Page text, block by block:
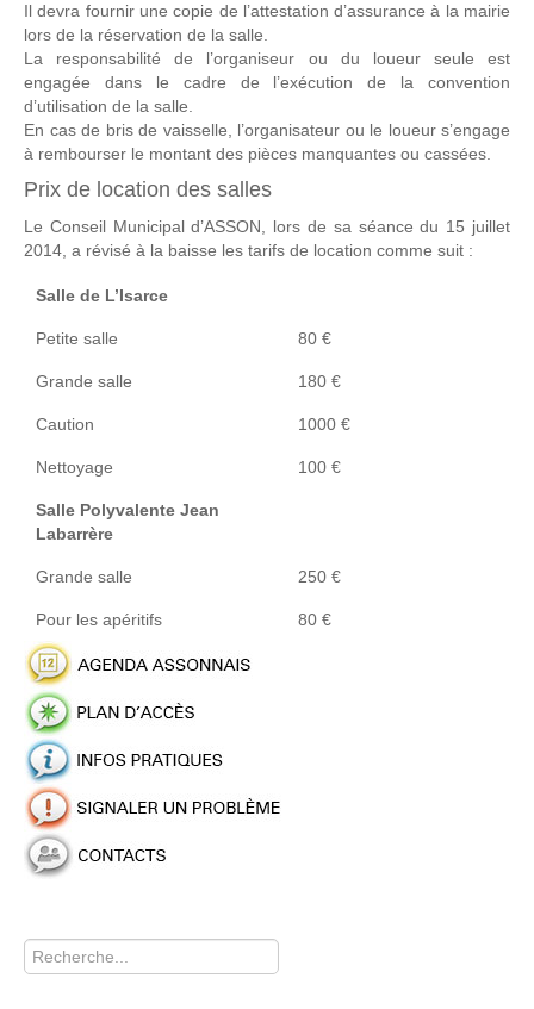
Il devra fournir une copie de l’attestation d’assurance à la mairie
lors de la réservation de la salle.
La responsabilité de l’organiseur ou du loueur seule est
engagée dans le cadre de l’exécution de la convention
d’utilisation de la salle.
En cas de bris de vaisselle, l’organisateur ou le loueur s’engage
à rembourser le montant des pièces manquantes ou cassées.
Prix de location des salles
Le Conseil Municipal d’ASSON, lors de sa séance du 15 juillet
2014, a révisé à la baisse les tarifs de location comme suit :
Salle de L’Isarce
Petite salle 80 €
Grande salle 180 €
Caution 1000 €
Nettoyage 100 €
Salle Polyvalente Jean
Labarrère
Grande salle 250 €
Pour les apéritifs 80 €
Rechercher